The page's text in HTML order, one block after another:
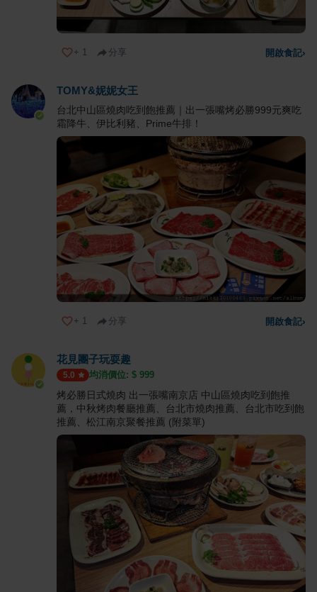
+ 1 分享 開啟食記›
TOMY&妮妮女王
台北中山區燒肉吃到飽推薦｜出一張嘴烤必勝999元爽吃
霜降牛、伊比利豬、Prime牛排！
+ 1 分享 開啟食記›
花見團子玩耍趣
5.0 均消價位: $ 999
烤必勝日式燒肉 出一張嘴南京店 中山區燒肉吃到飽推
薦，中秋烤肉餐廳推薦、台北市燒肉推薦、台北市吃到飽
推薦、松江南京聚餐推薦 (附菜單)